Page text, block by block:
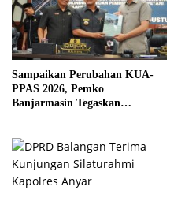
Sampaikan Perubahan KUA-
PPAS 2026, Pemko
Banjarmasin Tegaskan